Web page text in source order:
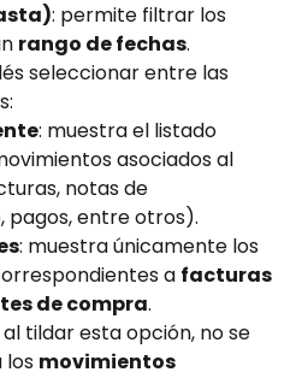
: permite filtrar los
rango de fechas.
seleccionar entre las
: muestra el listado
asociados al
notas de
entre otros).
: muestra únicamente los
a facturas
de compra.
al tildar esta opción, no se
los movimientos